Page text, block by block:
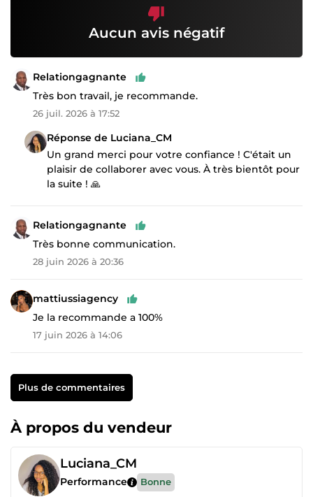
Aucun avis négatif
Relationgagnante
Très bon travail, je recommande.
26 juil. 2026 à 17:52
Réponse de Luciana_CM
Un grand merci pour votre confiance ! C'était un
plaisir de collaborer avec vous. À très bientôt pour
la suite ! 🙏
Relationgagnante
Très bonne communication.
28 juin 2026 à 20:36
mattiussiagency
Je la recommande a 100%
17 juin 2026 à 14:06
Plus de commentaires
À propos du vendeur
Luciana_CM
Performance Bonne